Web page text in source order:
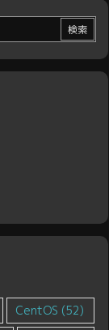
CentOS (52)